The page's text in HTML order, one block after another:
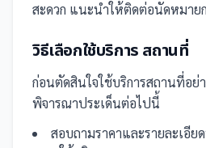
สะดวก แนะนำให้ติดต่อนัดหมาย
วิธีเลือกใช้บริการ สถานที่
ก่อนตัดสินใจใช้บริการสถานที่อย่
พิจารณาประเด็นต่อไปนี้
สอบถามราคาและรายละเอีย